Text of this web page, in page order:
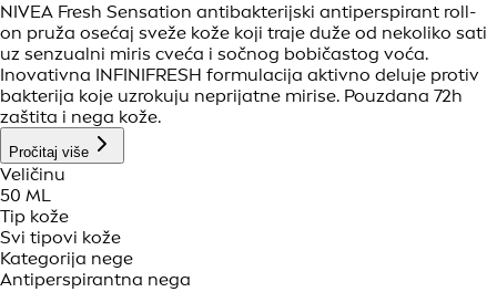
NIVEA Fresh Sensation antibakterijski antiperspirant roll-
on pruža osećaj sveže kože koji traje duže od nekoliko sati
uz senzualni miris cveća i sočnog bobičastog voća.
Inovativna INFINIFRESH formulacija aktivno deluje protiv
bakterija koje uzrokuju neprijatne mirise. Pouzdana 72h
zaštita i nega kože.
Pročitaj više
Veličinu
50 ML
Tip kože
Svi tipovi kože
Kategorija nege
Antiperspirantna nega